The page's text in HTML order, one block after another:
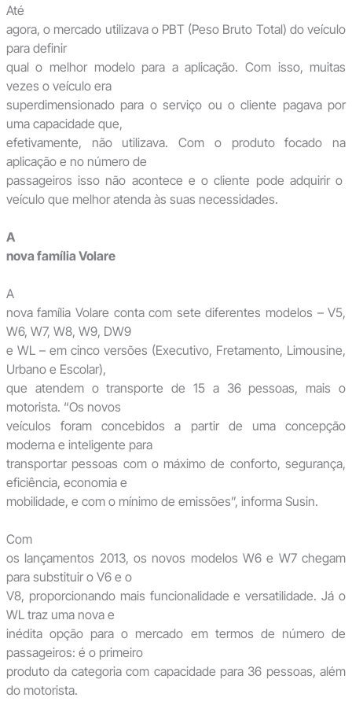
Até
agora, o mercado utilizava o PBT (Peso Bruto Total) do veículo
para definir
qual o melhor modelo para a aplicação. Com isso, muitas
vezes o veículo era
superdimensionado para o serviço ou o cliente pagava por
uma capacidade que,
efetivamente, não utilizava. Com o produto focado na
aplicação e no número de
passageiros isso não acontece e o cliente pode adquirir o
veículo que melhor atenda às suas necessidades.
A
nova família Volare
A
nova família Volare conta com sete diferentes modelos – V5,
W6, W7, W8, W9, DW9
e WL – em cinco versões (Executivo, Fretamento, Limousine,
Urbano e Escolar),
que atendem o transporte de 15 a 36 pessoas, mais o
motorista. “Os novos
veículos foram concebidos a partir de uma concepção
moderna e inteligente para
transportar pessoas com o máximo de conforto, segurança,
eficiência, economia e
mobilidade, e com o mínimo de emissões”, informa Susin.
Com
os lançamentos 2013, os novos modelos W6 e W7 chegam
para substituir o V6 e o
V8, proporcionando mais funcionalidade e versatilidade. Já o
WL traz uma nova e
inédita opção para o mercado em termos de número de
passageiros: é o primeiro
produto da categoria com capacidade para 36 pessoas, além
do motorista.